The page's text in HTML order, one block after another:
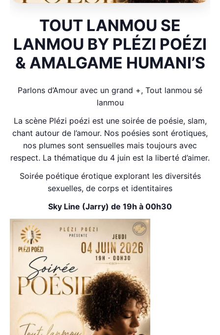
TOUT LANMOU SE
LANMOU BY PLÉZI POÉZI
& AMALGAME HUMANI’S
Parlons d’Amour avec un grand +, Tout lanmou sé
lanmou
La scène Plézi poézi est une soirée de poésie, slam,
chant autour de l’amour. Nos poésies sont érotiques,
nos plumes sont sensuelles mais toujours avec
respect. La thématique du 4 juin est la liberté d’aimer.
Soirée poétique érotique explorant les diversités
sexuelles, de corps et identitaires
Sky Line (Jarry) de 19h à 00h30